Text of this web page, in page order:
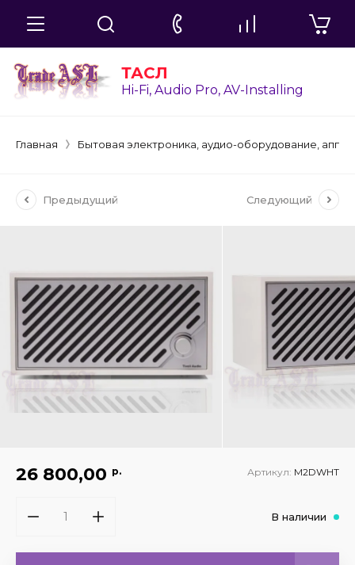
ТАСЛ
Hi-Fi, Audio Pro, AV-Installing
Главная Бытовая электроника, аудио-оборудование,
Предыдущий Следующий
26 800,00 р. Артикул: M2DWHT
В наличии